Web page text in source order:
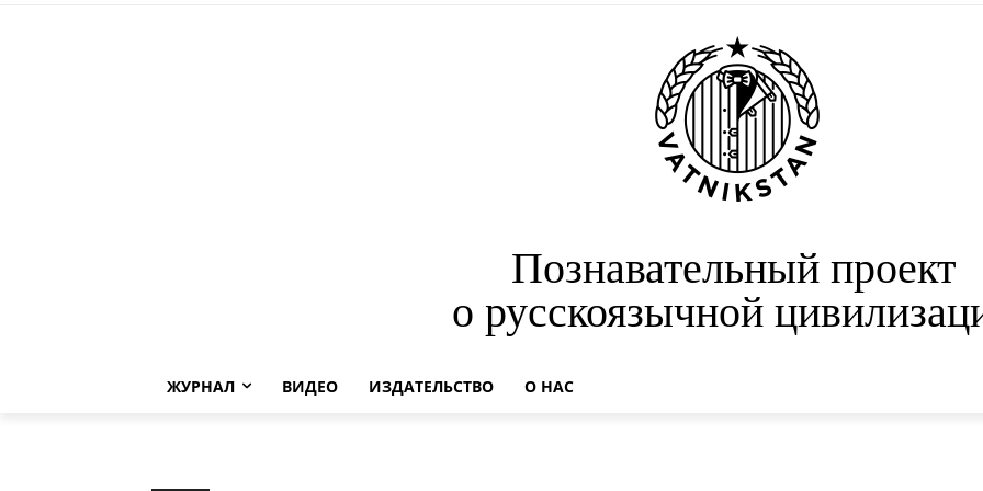
Познавательный проект
о русскоязычной
ЖУРНАЛ ВИДЕО ИЗДАТЕЛЬСТВО О НАС